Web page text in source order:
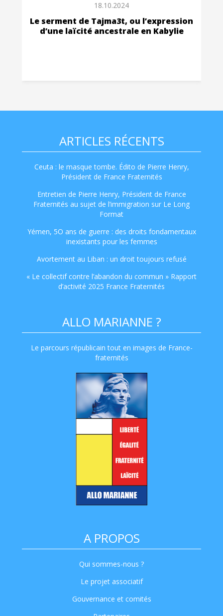
18.10.2024
Le serment de Tajma3t, ou l’expression
d’une laïcité ancestrale en Kabylie
ARTICLES RÉCENTS
Ceuta : le masque tombe. Édito de Pierre Henry,
Président de France Fraternités
Entretien de Pierre Henry, Président de France
Fraternités au sujet de l’immigration sur Le Long
Format
Yémen, 5O ans de guerre : des droits fondamentaux
inexistants pour les femmes
Avortement au Liban : un droit toujours refusé
« Le collectif contre l’abandon du commun » Rapport
d’activité 2025 France Fraternités
ALLO MARIANNE ?
Le parcours républicain tout en images de France-
fraternités
A PROPOS
Qui sommes-nous ?
Le projet associatif
Gouvernance et comités